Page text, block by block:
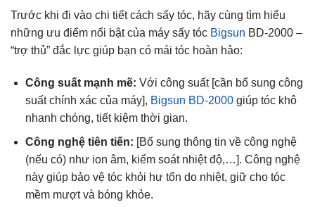
Trước khi đi vào chi tiết cách sấy tóc, hãy cùng tìm hiểu
những ưu điểm nổi bật của máy sấy tóc Bigsun BD-2000 –
“trợ thủ” đắc lực giúp bạn có mái tóc hoàn hảo:
Công suất mạnh mẽ: Với công suất [cần bổ sung công
suất chính xác của máy], Bigsun BD-2000 giúp tóc khô
nhanh chóng, tiết kiệm thời gian.
Công nghệ tiên tiến: [Bổ sung thông tin về công nghệ
(nếu có) như ion âm, kiểm soát nhiệt độ,…]. Công nghệ
này giúp bảo vệ tóc khỏi hư tổn do nhiệt, giữ cho tóc
mềm mượt và bóng khỏe.